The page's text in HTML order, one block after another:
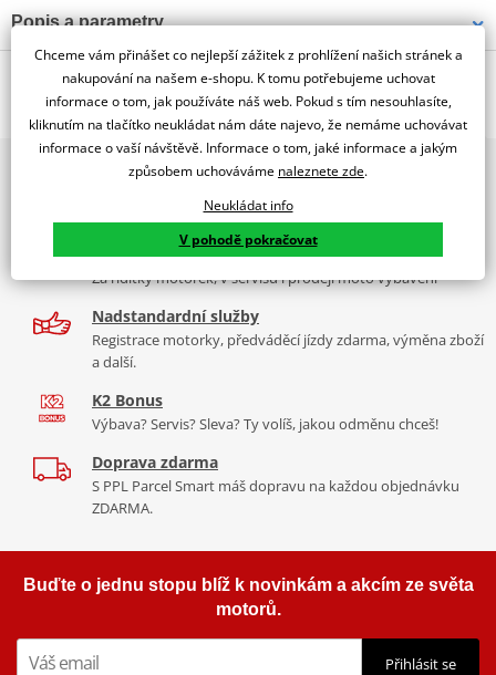
Popis a parametry
Jsme autorizovaný
dealer značky PUIG
SCREEN TOUR KTM 1290 SUPERDAVENTURE R/S 17' C/SMOK
Tabulka velikostí
Co když mi to nebude
PDF Aerodynamic
Comparative test
O výrobci
PUIG byl založen v roce 1964 ve Španělsku. Vyrábí se ve městě
Granollers poblíž Barcelony na ploše 8 000 m² v objektu, který se
dělí na 3 části: komerční, odlitkovou a kovových součástek. Již 40
let se účastní nejslavnějších závodů motocyklů po celém světě. V
naší nabídce naleznete doplňky a příslušenství například: plexi,
padací protektory a mnoho dalšího.
Zobrazit všechny produktyznačky PUIG
2x multibrand showroom
díly, to vše v Praze a Liberci
Více než 30 let zkušeností
Za řídítky motorek, v servisu i prodeji moto vybavení
Nadstandardní služby
Registrace motorky, předváděcí jízdy zdarma, výměna zboží
a další.
K2 Bonus
Výbava? Servis? Sleva? Ty volíš, jakou odměnu chceš!
Doprava zdarma
S PPL Parcel Smart máš dopravu na každou objednávku
ZDARMA.
Buďte o jednu stopu blíž k novinkám a akcím ze světa
motorů.
Přihlásit se
Chceme vám přinášet co nejlepší zážitek z prohlížení našich stránek a
nakupování na našem e-shopu. K tomu potřebujeme uchovat
informace o tom, jak používáte náš web. Pokud s tím nesouhlasíte,
kliknutím na tlačítko neukládat nám dáte najevo, že nemáme uchovávat
informace o vaší návštěvě. Informace o tom, jaké informace a jakým
způsobem uchováváme naleznete zde.
Neukládat info
V pohodě pokračovat